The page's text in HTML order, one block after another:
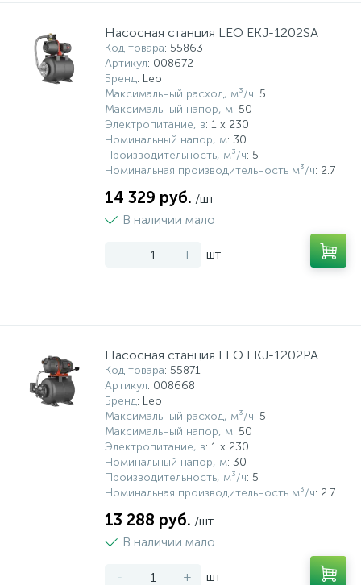
Насосная станция LEO EKJ-1202SA
Код товара: 55863
Артикул: 008672
Бренд: Leo
Максимальный расход, м³/ч: 5
Максимальный напор, м: 50
Электропитание, в: 1 x 230
Номинальный напор, м: 30
Производительность, м³/ч: 5
Номинальная производительность м³/ч: 2.7
14 329 руб. /шт
В наличии мало
- + шт
Насосная станция LEO EKJ-1202PA
Код товара: 55871
Артикул: 008668
Бренд: Leo
Максимальный расход, м³/ч: 5
Максимальный напор, м: 50
Электропитание, в: 1 x 230
Номинальный напор, м: 30
Производительность, м³/ч: 5
Номинальная производительность м³/ч: 2.7
13 288 руб. /шт
В наличии мало
- + шт